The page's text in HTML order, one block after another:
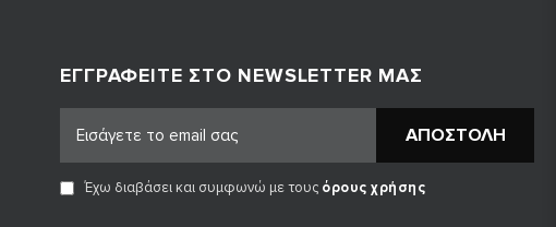
ΕΓΓΡΑΦΕΊΤΕ ΣΤΟ NEWSLETTER ΜΑΣ
ΑΠΟΣΤΟΛΉ
Έχω διαβάσει και συμφωνώ με τους όρους χρήσης